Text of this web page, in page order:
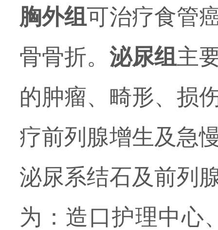
胸外组可治疗食管
骨骨折。 泌尿组主
的肿瘤、畸形、损
疗前列腺增生及急
泌尿系结石及前列
为：造口护理中心